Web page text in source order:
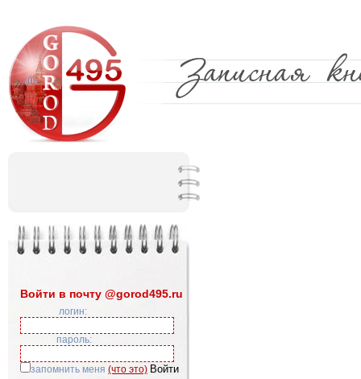
Войти в почту @gorod495.ru
логин:
пароль:
запомнить меня (что это)